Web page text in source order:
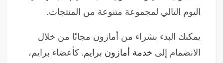
اليوم التالي لمجموعة متنوعة من المنتجات.
يمكنك البدء بشراء من أمازون مجانًا من خلال
الانضمام إلى خدمة أمازون برايم. كأعضاء برايم،